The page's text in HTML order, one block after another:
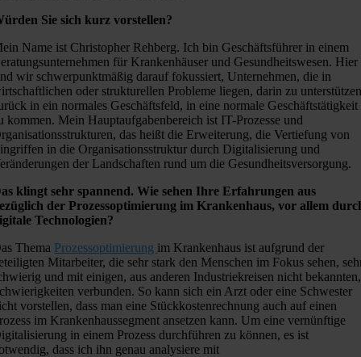
Sie sich kurz vorstellen?
Name ist Christopher Rehberg. Ich bin Geschäftsführer in einem
für Krankenhäuser und Gesundheitswesen. Hier
wir schwerpunktmäßig darauf fokussiert, Unternehmen, die in
oder strukturellen Probleme liegen, darin zu
in ein normales Geschäftsfeld, in eine normale Geschäftstätigkeit
kommen. Mein Hauptaufgabenbereich ist IT-Prozesse und
das heißt die Erweiterung, die Vertiefung von
in die Organisationsstruktur durch Digitalisierung und
der Landschaften rund um die Gesundheitsversorgung.
klingt sehr spannend. Wie sehen Ihre Erfahrungen aus
der Prozessoptimierung im Krankenhaus, vor allem
Technologien?
Thema Prozessoptimierung im Krankenhaus ist aufgrund der
Mitarbeiter, die sehr stark den Menschen im Fokus sehen,
und mit einigen, aus anderen Industriekreisen nicht bekannten,
verbunden. So kann sich ein Arzt oder eine Schwester
vorstellen, dass man eine Stückkostenrechnung auch auf einen
im Krankenhaussegment ansetzen kann. Um eine vernünftige
in einem Prozess durchführen zu können, es ist
dass ich ihn genau analysiere mit